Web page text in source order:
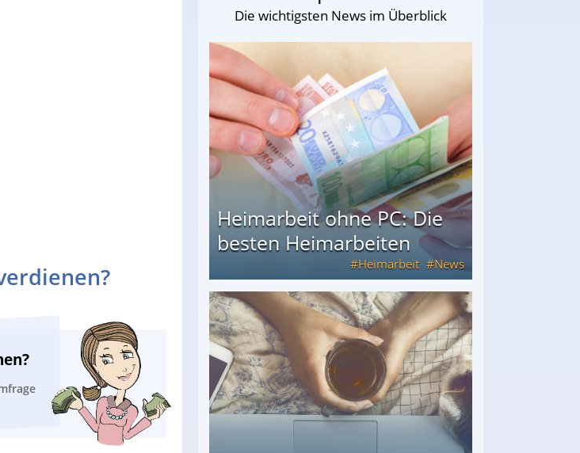
Die wichtigsten News im Überblick
Heimarbeit ohne PC: Die
besten Heimarbeiten
Heimarbeit News
ohne PC: Die besten Heimarbeiten